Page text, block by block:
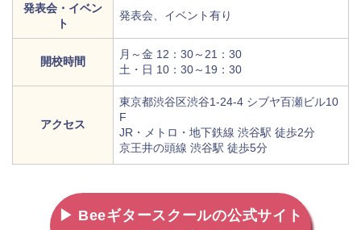
発表会・イベン
ト
発表会、イベント有り
開校時間
月～金 12：30～21：30
土・日 10：30～19：30
アクセス
東京都渋谷区渋谷1-24-4 シブヤ百瀬ビル10
F
JR・メトロ・地下鉄線 渋谷駅 徒歩2分
京王井の頭線 渋谷駅 徒歩5分
▶ Beeギタースクールの公式サイト